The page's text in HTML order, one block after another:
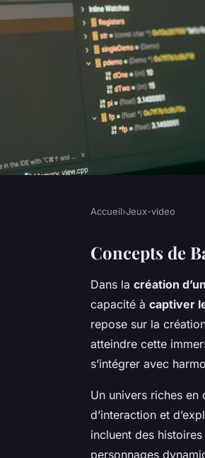
dans la
pour Jeux
Accueil›Jeux-video
Concepts de
Dans la création
capacité à captiver
repose sur la
atteindre cette
s’intégrer avec
Un univers riches
d’interaction et
incluent des
personnages